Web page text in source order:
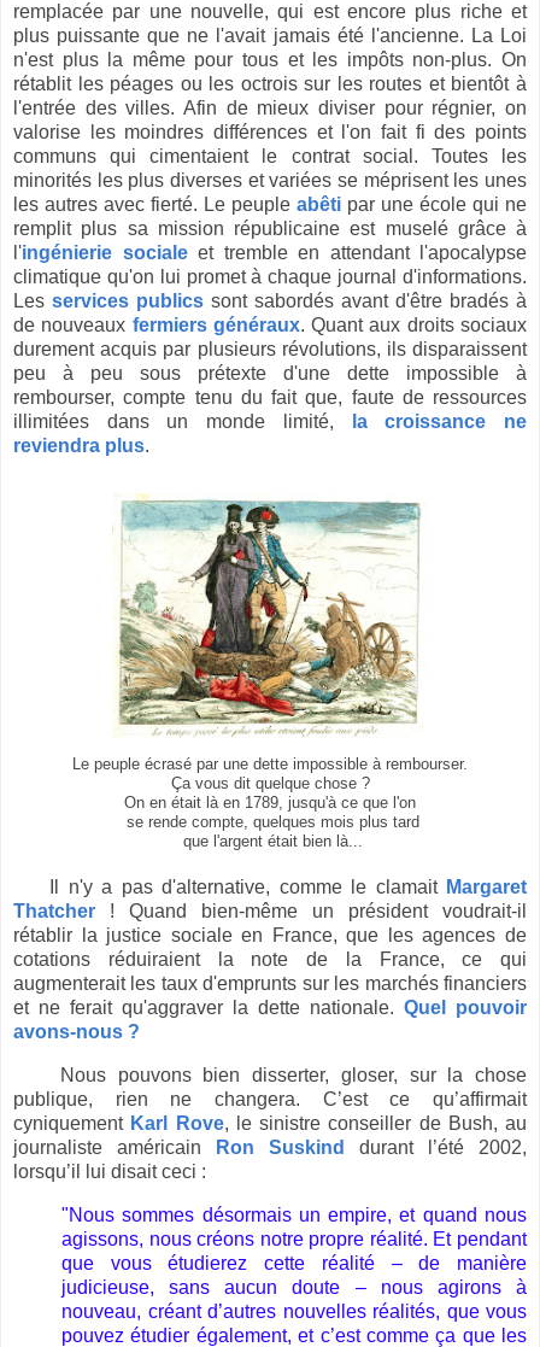
remplacée par une nouvelle, qui est encore plus riche et
plus puissante que ne l'avait jamais été l'ancienne. La Loi
n'est plus la même pour tous et les impôts non-plus. On
rétablit les péages ou les octrois sur les routes et bientôt à
l'entrée des villes. Afin de mieux diviser pour régnier, on
valorise les moindres différences et l'on fait fi des points
communs qui cimentaient le contrat social. Toutes les
minorités les plus diverses et variées se méprisent les unes
les autres avec fierté. Le peuple abêti par une école qui ne
remplit plus sa mission républicaine est muselé grâce à
l'ingénierie socialeet tremble en attendant l'apocalypse
climatique qu'on lui promet à chaque journal d'informations.
Les services publics sont sabordés avant d'être bradés à
de nouveaux fermiers généraux. Quant aux droits sociaux
durement acquis par plusieurs révolutions, ils disparaissent
peu à peu sous prétexte d'une dette impossible à
rembourser, compte tenu du fait que, faute de ressources
illimitées dans un monde limité,
la croissance ne
reviendra plus.
Le peuple écrasé par une dette impossible à rembourser.
Ça vous dit quelque chose ?
On en était là en 1789, jusqu'à ce que l'on
se rende compte, quelques mois plus tard
que l'argent était bien là...
Il n'y a pas d'alternative, comme le clamait Margaret
Thatcher ! Quand bien-même un président voudrait-il
rétablir la justice sociale en France, que les agences de
cotations réduiraient la note de la France, ce qui
augmenterait les taux d'emprunts sur les marchés financiers
et ne ferait qu'aggraver la dette nationale. Quel pouvoir
avons-nous ?
Nous pouvons bien disserter, gloser, sur la chose
publique, rien ne changera. C’est ce qu’affirmait
cyniquement Karl Rove, le sinistre conseiller de Bush, au
journaliste américain
Ron Suskind
durant l’été 2002,
lorsqu’il lui disait ceci :
"Nous sommes désormais un empire, et quand nous
agissons, nous créons notre propre réalité. Et pendant
que vous étudierez cette réalité – de manière
judicieuse, sans aucun doute – nous agirons à
nouveau, créant d’autres nouvelles réalités, que vous
pouvez étudier également, et c’est comme ça que les